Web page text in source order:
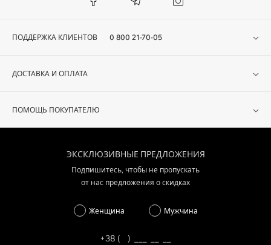
ПОДДЕРЖКА КЛИЕНТОВ 0 800 21-70-05
ДОСТАВКА И ОПЛАТА
ПОМОЩЬ ПОКУПАТЕЛЮ
ЭКСКЛЮЗИВНЫЕ ПРЕДЛОЖЕНИЯ
Подпишитесь, чтобы не пропускать
от нас предложения о скидках
Женщина Мужчина